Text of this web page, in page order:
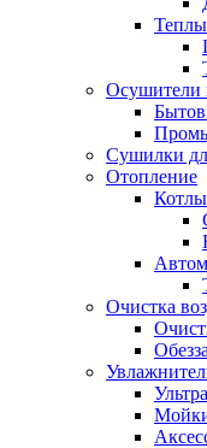
Осушители
Сушилки
Отопление
Очистка